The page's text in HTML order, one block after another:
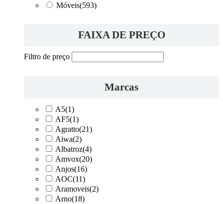
Móveis(593)
FAIXA DE PREÇO
Filtro de preço
Marcas
A5(1)
AF5(1)
Agratto(21)
Aiwa(2)
Albatroz(4)
Amvox(20)
Anjos(16)
AOC(11)
Aramoveis(2)
Arno(18)